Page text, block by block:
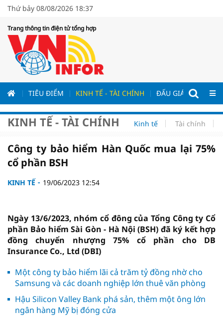
Thứ bảy 08/08/2026 18:37
Trang thông tin điện tử tổng hợp
TIÊU ĐIỂM KINH TẾ - TÀI CHÍNH ĐẤU GIÁ - ĐẤU
KINH TẾ - TÀI CHÍNH Kinh tế Tài chính
Công ty bảo hiểm Hàn Quốc mua lại 75%
cổ phần BSH
KINH TẾ 19/06/2023 12:54
Ngày 13/6/2023, nhóm cổ đông của Tổng Công ty Cổ
phần Bảo hiểm Sài Gòn - Hà Nội (BSH) đã ký kết hợp
đồng chuyển nhượng 75% cổ phần cho DB
Insurance Co., Ltd (DBI)
Một công ty bảo hiểm lãi cả trăm tỷ đồng nhờ cho
Samsung và các doanh nghiệp lớn thuê văn phòng
Hậu Silicon Valley Bank phá sản, thêm một ông lớn
ngân hàng Mỹ bị đóng cửa